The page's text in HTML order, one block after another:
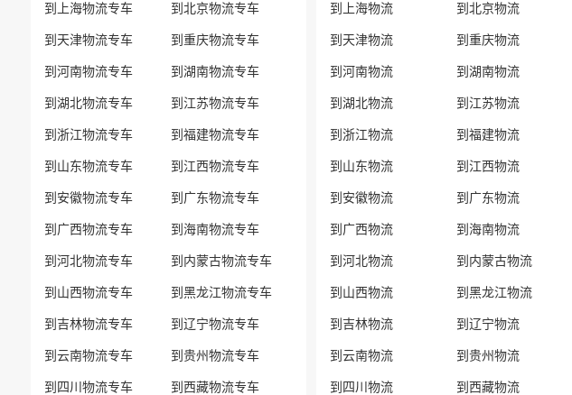
到上海物流专车 到北京物流专车
到天津物流专车 到重庆物流专车
到河南物流专车 到湖南物流专车
到湖北物流专车 到江苏物流专车
到浙江物流专车 到福建物流专车
到山东物流专车 到江西物流专车
到安徽物流专车 到广东物流专车
到广西物流专车 到海南物流专车
到河北物流专车 到内蒙古物流专车
到山西物流专车 到黑龙江物流专车
到吉林物流专车 到辽宁物流专车
到云南物流专车 到贵州物流专车
到四川物流专车 到西藏物流专车
到上海物流 到北京物流
到天津物流 到重庆物流
到河南物流 到湖南物流
到湖北物流 到江苏物流
到浙江物流 到福建物流
到山东物流 到江西物流
到安徽物流 到广东物流
到广西物流 到海南物流
到河北物流 到内蒙古物流
到山西物流 到黑龙江物流
到吉林物流 到辽宁物流
到云南物流 到贵州物流
到四川物流 到西藏物流